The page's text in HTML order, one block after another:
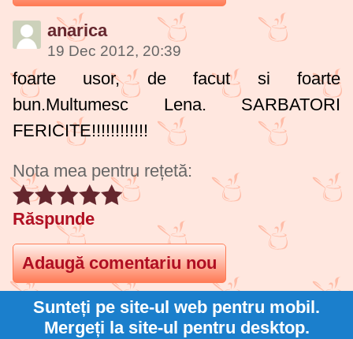
anarica
19 Dec 2012, 20:39
foarte usor, de facut si foarte
bun.Multumesc Lena. SARBATORI
FERICITE!!!!!!!!!!!!
Nota mea pentru rețetă:
Răspunde
Sunteți pe site-ul web pentru mobil.
Mergeți la site-ul pentru desktop.